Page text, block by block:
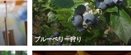
ブルーベリー狩り